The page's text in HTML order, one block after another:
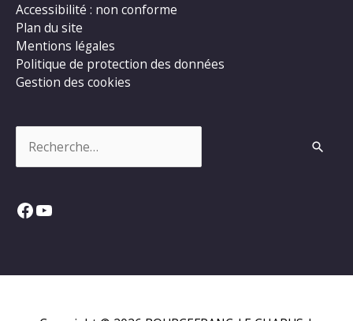
Accessibilité : non conforme
Plan du site
Mentions légales
Politique de protection des données
Gestion des cookies
Facebook
YouTube